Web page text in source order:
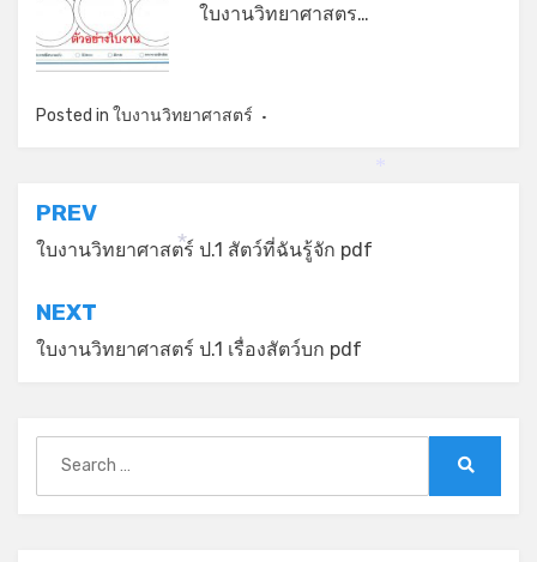
ใบงานวิทยาศาสตร…
Posted in ใบงานวิทยาศาสตร์
แนะแนว
เรื่อง
PREV
ใบงานวิทยาศาสตร์ ป.1 สัตว์ที่ฉันรู้จัก pdf
NEXT
ใบงานวิทยาศาสตร์ ป.1 เรื่องสัตว์บก pdf
for:
*